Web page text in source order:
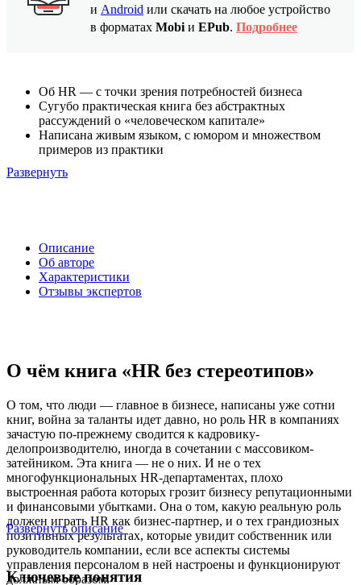
и Android или скачать на любое устройство
в форматах Mobi и EPub. Подробнее
Об HR — с точки зрения потребностей бизнеса
Сугубо практическая книга без абстрактных
рассуждений о «человеческом капитале»
Написана живым языком, с юмором и множеством
примеров из практики
Развернуть
Описание
Об авторе
Характеристики
Отзывы экспертов
О чём книга «HR без стереотипов»
О том, что люди — главное в бизнесе, написаны уже сотни
книг, война за таланты идет давно, но роль HR в компаниях
зачастую по-прежнему сводится к кадровику-
делопроизводителю, иногда в сочетании с массовиком-
затейником. Эта книга — не о них. И не о тех
многофункциональных HR-департаментах, плохо
выстроенная работа которых грозит бизнесу репутационными
и финансовыми убытками. Она о том, какую реальную роль
должен играть HR как бизнес-партнер, и о тех грандиозных
позитивных результатах, которые увидит собственник или
руководитель компании, если все аспекты системы
управления персоналом в ней настроены и функционируют
должным образом.
Развернуть описание
Ключевые понятия